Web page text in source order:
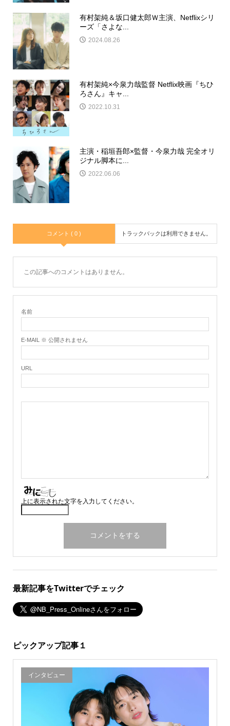
有村架純＆坂口健太郎Ｗ主演、Netflixシリ
ーズ「さよな...
2024.08.26
有村架純×今泉力哉監督 Netflix映画『ちひ
ろさん』キャ...
2022.10.31
主演・稲垣吾郎×監督・今泉力哉 完全オリ
ジナル脚本に...
2022.06.06
コメント ( 0 ) トラックバックは利用できません。
この記事へのコメントはありません。
名前
E-MAIL ※ 公開されません
URL
上に表示された文字を入力してください。
最新記事をTwitterでチェック
ピックアップ記事１
インタビュー